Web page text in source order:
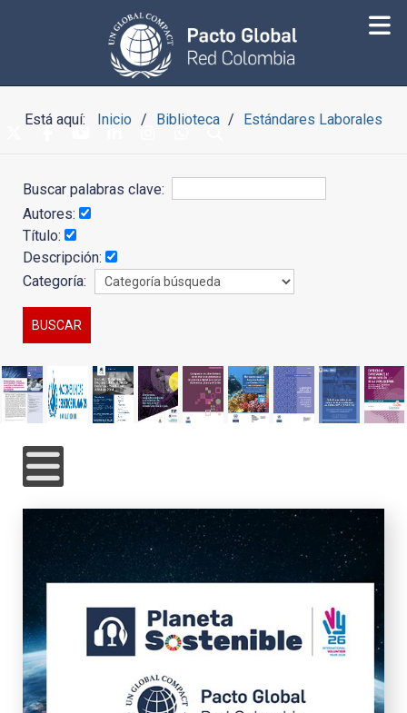
Está aquí: Inicio Biblioteca Estándares Laborales
Buscar palabras clave:
Autores:
Título:
Descripción:
Categoría: